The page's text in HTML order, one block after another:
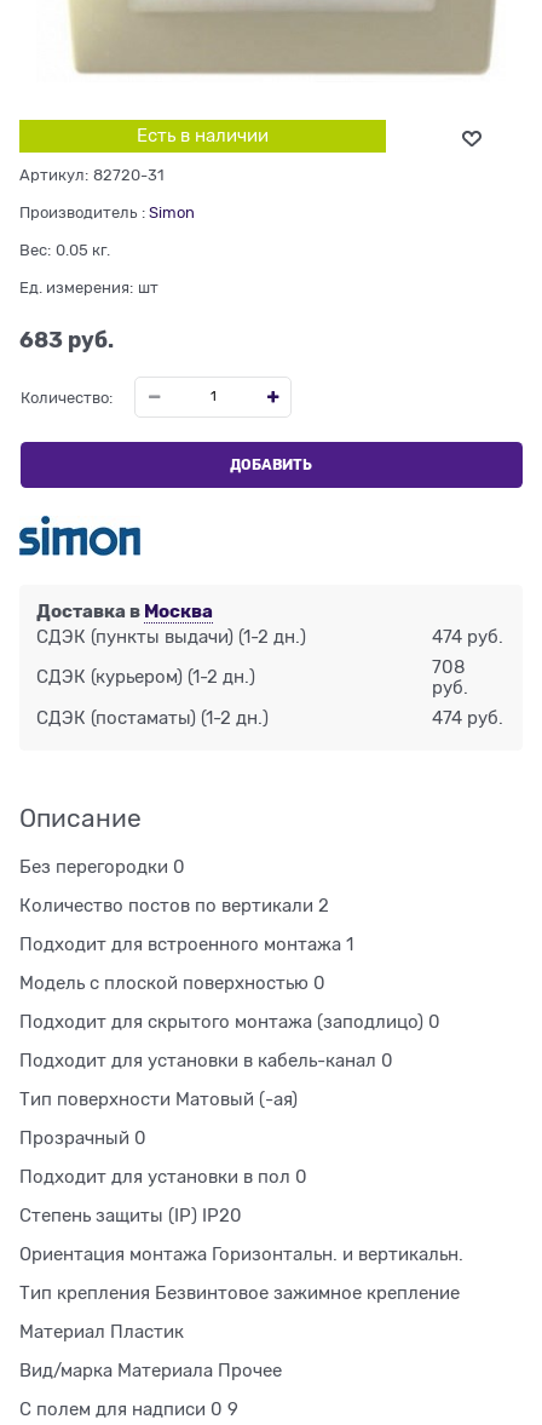
Есть в наличии
Артикул: 82720-31
Производитель : Simon
Вес: 0.05 кг.
Ед. измерения: шт
683 руб.
Количество:
ДОБАВИТЬ
Доставка в Москва
СДЭК (пункты выдачи) (1-2 дн.) 474 руб.
СДЭК (курьером) (1-2 дн.)
708
руб.
СДЭК (постаматы) (1-2 дн.) 474 руб.
Описание
Без перегородки 0
Количество постов по вертикали 2
Подходит для встроенного монтажа 1
Модель с плоской поверхностью 0
Подходит для скрытого монтажа (заподлицо) 0
Подходит для установки в кабель-канал 0
Тип поверхности Матовый (-ая)
Прозрачный 0
Подходит для установки в пол 0
Степень защиты (IP) IP20
Ориентация монтажа Горизонтальн. и вертикальн.
Тип крепления Безвинтовое зажимное крепление
Материал Пластик
Вид/марка Материала Прочее
С полем для надписи 0 9